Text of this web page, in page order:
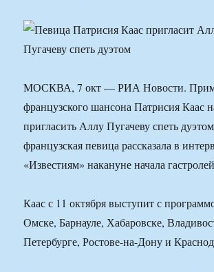
МОСКВА, 7 окт — РИА Новости.
французского шансона Патрисия Каас
пригласить Аллу Пугачеву спеть
французская певица рассказала в
«Известиям» накануне начала
Каас с 11 октября выступит с
Омске, Барнауле, Хабаровске,
Петербурге, Ростове-на-Дону и